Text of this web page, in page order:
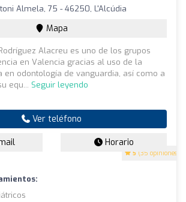
5 (35 opiniones)
Almela, 75 - 46250, L'Alcúdia
Mapa
Alacreu es uno de los grupos
en Valencia gracias al uso de la
en odontología de vanguardia, así como a
equ... Seguir leyendo
Ver teléfono
Horario